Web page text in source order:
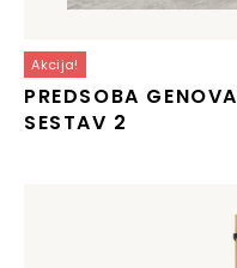
Akcija!
PREDSOBA GENOVA
SESTAV 2